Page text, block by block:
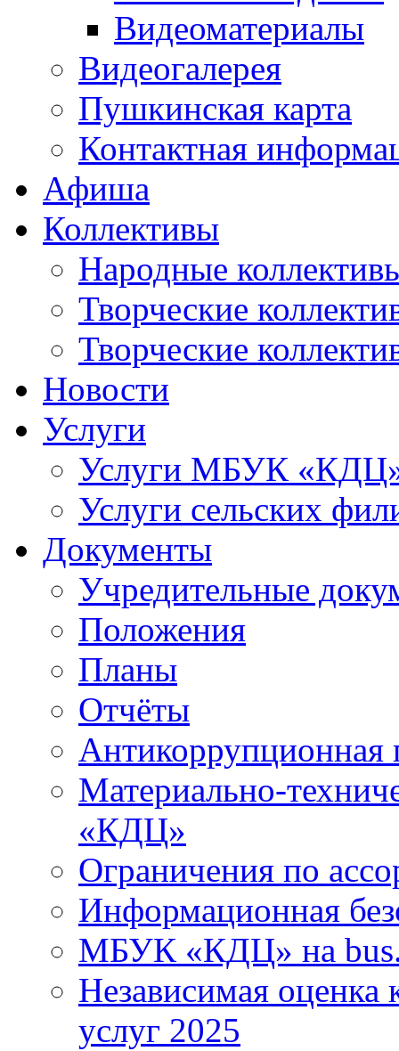
Видеоматериалы
Видеогалерея
Пушкинская карта
Контактная
Афиша
Коллективы
Народные
Творческие
Творческие
Новости
Услуги
Услуги МБУК
Услуги сельских
Документы
Учредительные
Положения
Планы
Отчёты
Антикоррупционная
Материально-
«КДЦ»
Ограничения по
Информационная
МБУК «КДЦ» на
Независимая оценка
услуг 2025